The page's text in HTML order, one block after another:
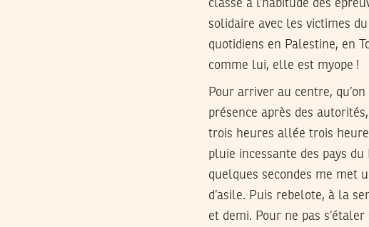
classe a l’habitude des
solidaire avec les victimes
quotidiens en Palestine, en
comme lui, elle est myope !
Pour arriver au centre,
présence après des
trois heures allée trois
pluie incessante des pays
quelques secondes me met
d’asile. Puis rebelote, à la
et demi. Pour ne pas